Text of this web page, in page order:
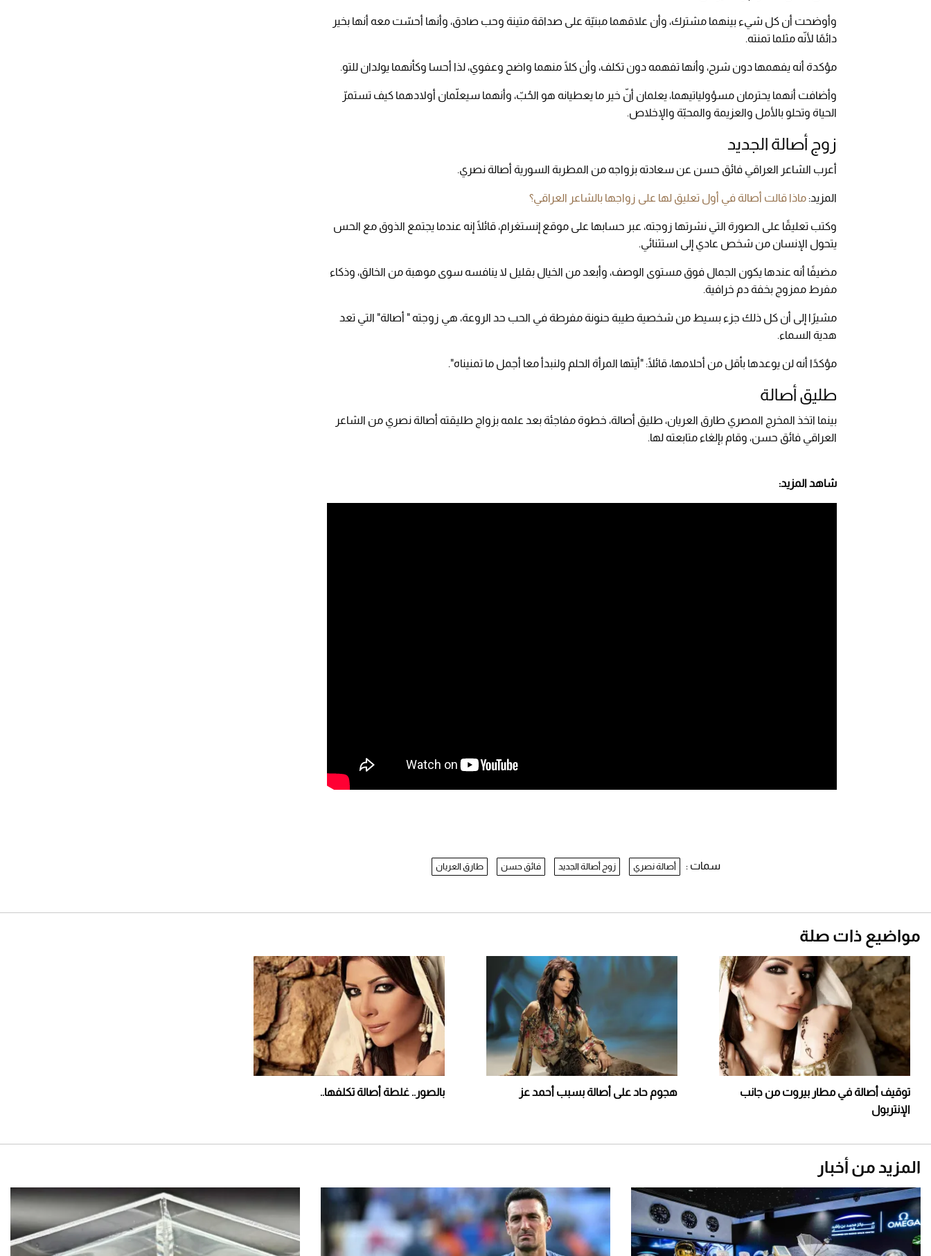
وأوضحت أن كل شيء بينهما مشترك، وأن علاقهما مبنيّة على صداقة متينة وحب صادق، وأنها أحسّت معه أنها بخير
دائمًا لأنّه مثلما تمنته.
مؤكدة أنه يفهمها دون شرح، وأنها تفهمه دون تكلف، وأن كلًا منهما واضح وعفوي، لذا أحسا وكأنهما يولدان للتو.
وأضافت أنهما يحترمان مسؤولياتيهما، يعلمان أنّ خير ما يعطيانه هو الحُبّ، وأنهما سيعلّمان أولادهما كيف تستمرّ
الحياة وتحلو بالأمل والعزيمة والمحبّة والإخلاص.
زوج أصالة الجديد
أعرب الشاعر العراقي فائق حسن عن سعادته بزواجه من المطربة السورية أصالة نصري.
المزيد: ماذا قالت أصالة في أول تعليق لها على زواجها بالشاعر العراقي؟
وكتب تعليقًا على الصورة التي نشرتها زوجته، عبر حسابها على موقع إنستغرام، قائلًا إنه عندما يجتمع الذوق مع الحس
يتحول الإنسان من شخص عادي إلى استثنائي.
مضيفًا أنه عندها يكون الجمال فوق مستوى الوصف، وأبعد من الخيال بقليل لا ينافسه سوى موهبة من الخالق، وذكاء
مفرط ممزوج بخفة دم خرافية.
مشيرًا إلى أن كل ذلك جزء بسيط من شخصية طيبة حنونة مفرطة في الحب حد الروعة، هي زوجته " أصالة" التي تعد
هدية السماء.
مؤكدًا أنه لن يوعدها بأقل من أحلامها، قائلًا: "أيتها المرأة الحلم ولنبدأ معا أجمل ما تمنيناه".
طليق أصالة
بينما اتخذ المخرج المصري طارق العريان، طليق أصالة، خطوة مفاجئة بعد علمه بزواج طليقته أصالة نصري من الشاعر
العراقي فائق حسن، وقام بإلغاء متابعته لها.
شاهد المزيد:
سمات : أصالة نصري زوج أصالة الجديد فائق حسن طارق العريان
مواضيع ذات صلة
توقيف أصالة في مطار بيروت من جانب
الإنتربول
هجوم حاد على أصالة بسبب أحمد عز بالصور.. غلطة أصالة تكلفها..
المزيد من أخبار